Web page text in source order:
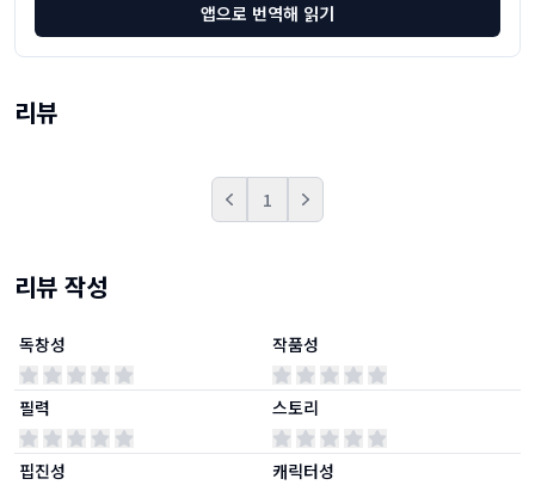
앱으로 번역해 읽기
리뷰
Prev 1 Next
리뷰 작성
독창성
필력
핍진성
작품성
스토리
캐릭터성